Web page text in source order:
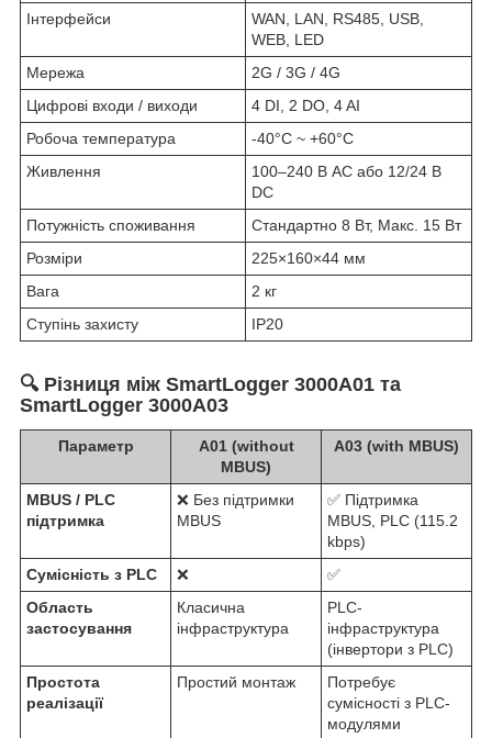
Інтерфейси
WAN, LAN, RS485, USB,
WEB, LED
Мережа
2G / 3G / 4G
Цифрові входи / виходи
4 DI, 2 DO, 4 AI
Робоча температура
-40°C ~ +60°C
Живлення
100–240 В AC або 12/24 В
DC
Потужність споживання
Стандартно 8 Вт, Макс. 15 Вт
Розміри
225×160×44 мм
Вага
2 кг
Ступінь захисту
IP20
🔍 Різниця між SmartLogger 3000A01 та
SmartLogger 3000A03
Параметр
A01 (without
MBUS)
A03 (with MBUS)
MBUS / PLC
підтримка
❌ Без підтримки
MBUS
✅ Підтримка
MBUS, PLC (115.2
kbps)
Сумісність з PLC
❌
✅
Область
застосування
Класична
інфраструктура
PLC-
інфраструктура
(інвертори з PLC)
Простота
реалізації
Простий монтаж
Потребує
сумісності з PLC-
модулями